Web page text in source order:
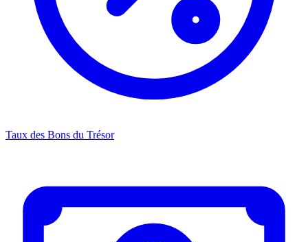
Taux des Bons du Trésor